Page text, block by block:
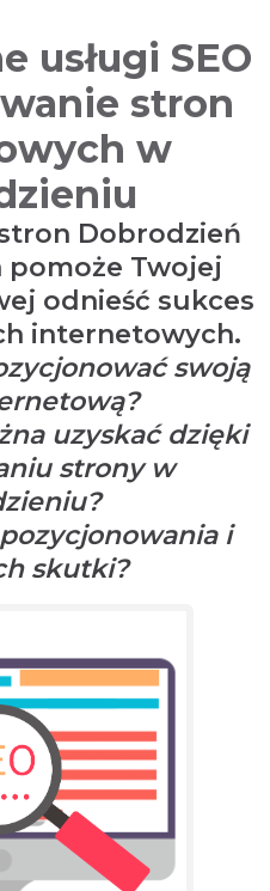
usługi SEO
stron
w
Dobrodzień
pomoże Twojej
odnieść sukces
internetowych.
swoją
uzyskać dzięki
strony w
i
skutki?